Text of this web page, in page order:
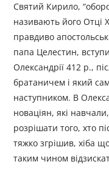
Святий Кирило,
називають його Отці
правдиво
папа Целестин,
Олександрії 412 р.,
братаничем і який
наступником. В
новаціян, які
розрішати того, хто
тяжко згрішив, хіба
таким чином